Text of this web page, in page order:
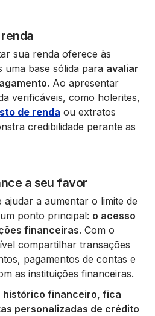
sua renda oferece às
uma base sólida para avaliar
. Ao apresentar
verificáveis, como holerites,
de renda ou extratos
credibilidade perante as
a seu favor
ajudar a aumentar o limite de
ponto principal: o acesso
financeiras. Com o
compartilhar transações
pagamentos de contas e
as instituições financeiras.
histórico financeiro, fica
personalizadas de crédito